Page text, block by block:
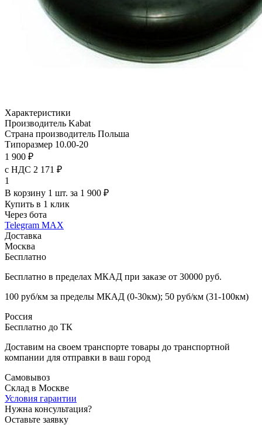
Характеристики
Производитель Kabat
Страна производитель Польша
Типоразмер 10.00-20
1 900 ₽
с НДС 2 171 ₽
1
В корзину 1 шт. за 1 900 ₽
Купить в 1 клик
Через бота
Telegram MAX
Доставка
Москва
Бесплатно
Бесплатно в пределах МКАД при заказе от 30000 руб.
100 руб/км за пределы МКАД (0-30км); 50 руб/км (31-100км)
Россия
Бесплатно до ТК
Доставим на своем транспорте товары до транспортной
компании для отправки в ваш город
Самовывоз
Склад в Москве
Условия гарантии
Нужна консультация?
Оставьте заявку